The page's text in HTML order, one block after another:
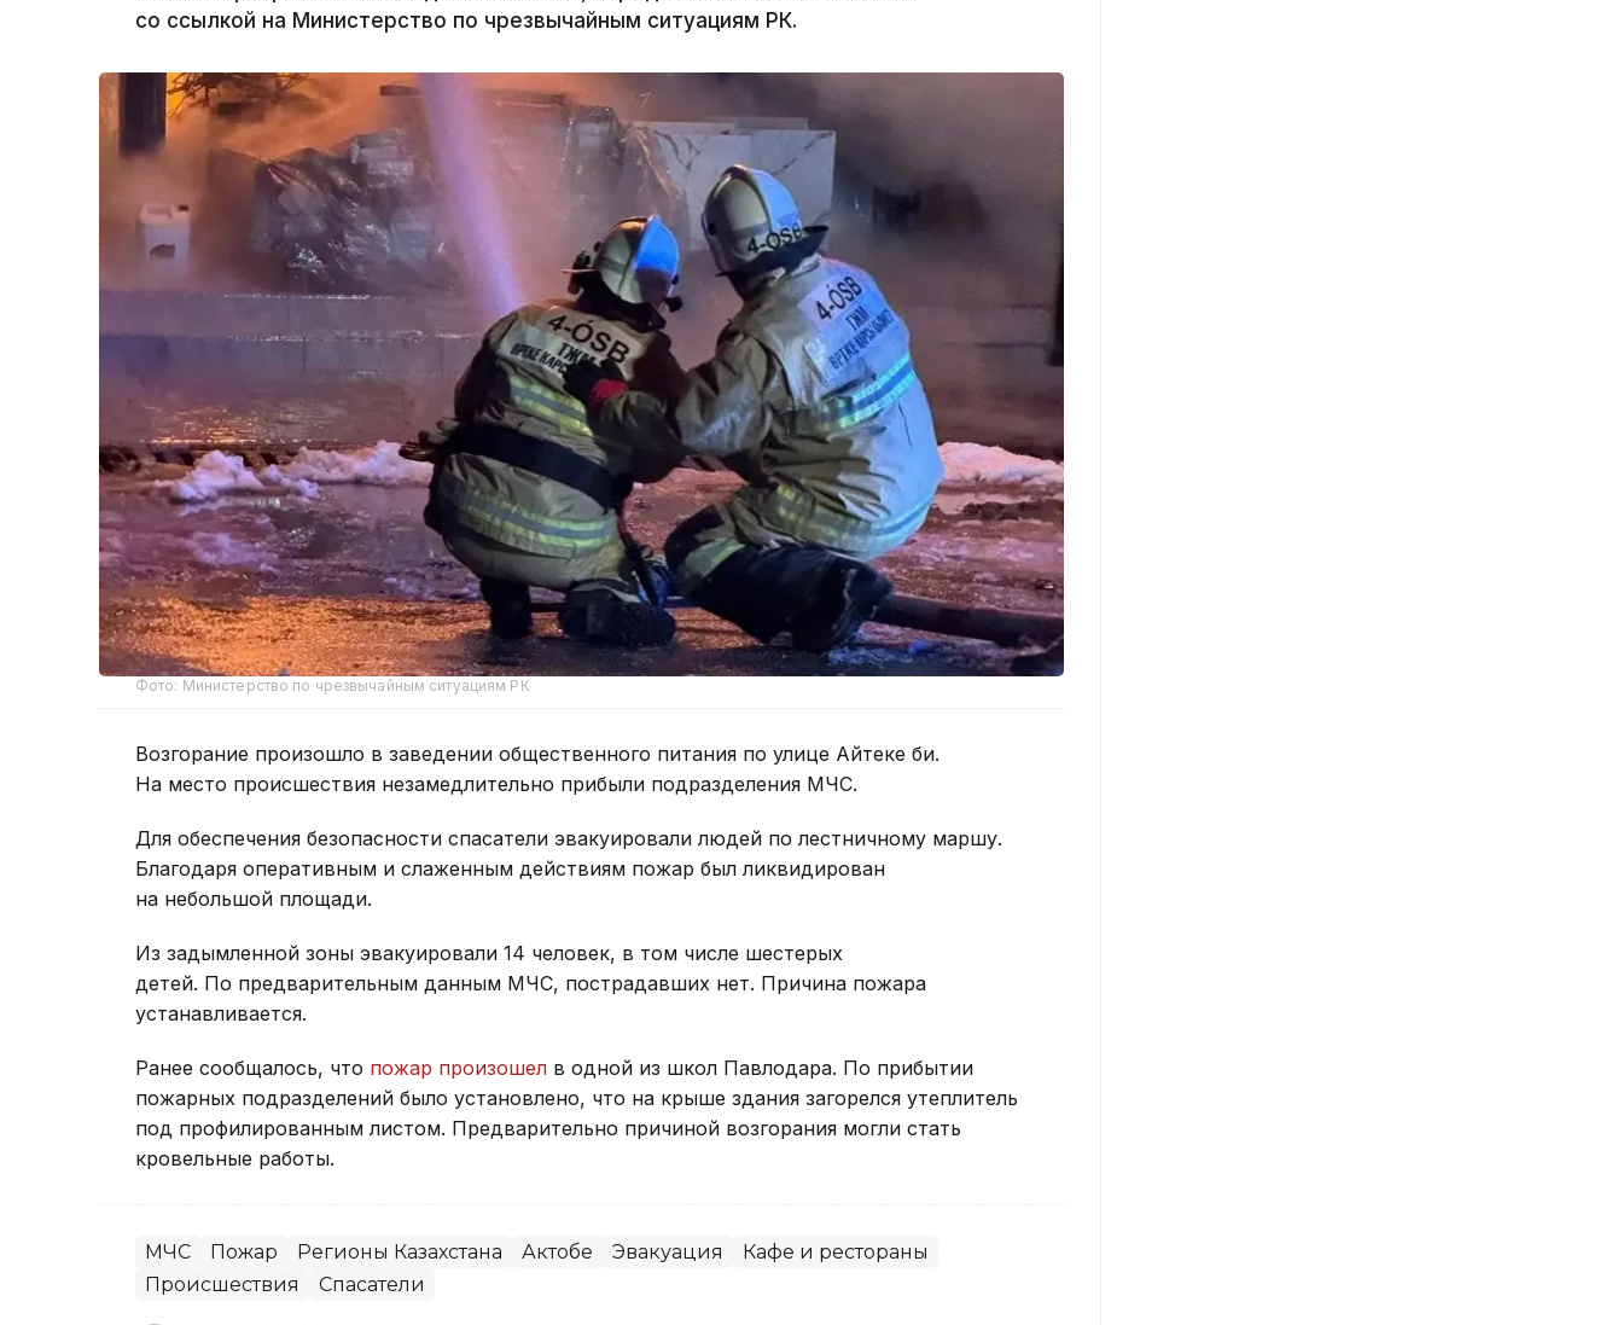
со ссылкой на Министерство по чрезвычайным ситуациям РК.
Фото: Министерство по чрезвычайным ситуациям РК
Возгорание произошло в заведении общественного питания по улице Айтеке би.
На место происшествия незамедлительно прибыли подразделения МЧС.
Для обеспечения безопасности спасатели эвакуировали людей по лестничному маршу.
Благодаря оперативным и слаженным действиям пожар был ликвидирован
на небольшой площади.
Из задымленной зоны эвакуировали 14 человек, в том числе шестерых
детей. По предварительным данным МЧС, пострадавших нет. Причина пожара
устанавливается.
Ранее сообщалось, что пожар произошел в одной из школ Павлодара. По прибытии
пожарных подразделений было установлено, что на крыше здания загорелся утеплитель
под профилированным листом. Предварительно причиной возгорания могли стать
кровельные работы.
МЧС Пожар Регионы Казахстана Актобе Эвакуация
Кафе и рестораны
Происшествия
Спасатели